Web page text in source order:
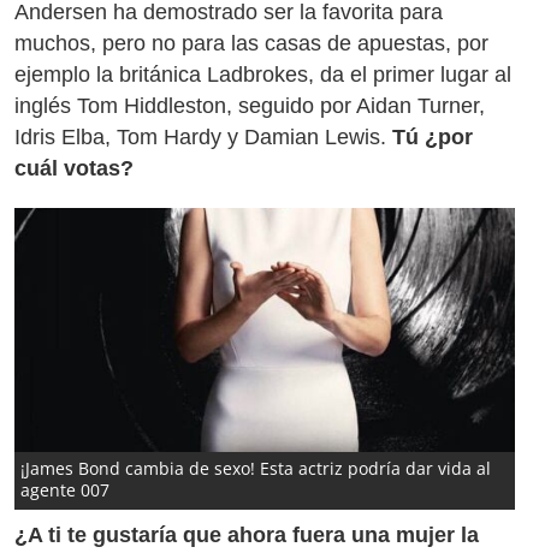
Andersen ha demostrado ser la favorita para
muchos, pero no para las casas de apuestas, por
ejemplo la británica Ladbrokes, da el primer lugar al
inglés Tom Hiddleston, seguido por Aidan Turner,
Idris Elba, Tom Hardy y Damian Lewis. Tú ¿por
cuál votas?
¡James Bond cambia de sexo! Esta actriz podría dar vida al
agente 007
¿A ti te gustaría que ahora fuera una mujer la